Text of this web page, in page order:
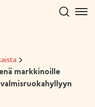
markkinoille